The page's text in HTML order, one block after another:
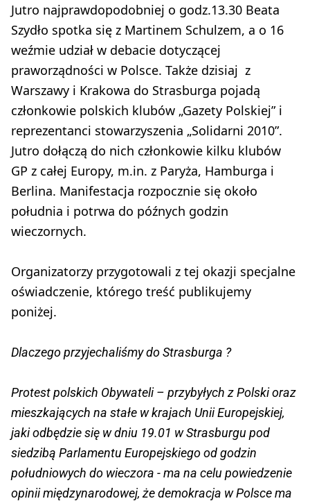
Jutro najprawdopodobniej o godz.13.30 Beata
Szydło spotka się z Martinem Schulzem, a o 16
weźmie udział w debacie dotyczącej
praworządności w Polsce. Także dzisiaj z
Warszawy i Krakowa do Strasburga pojadą
członkowie polskich klubów „Gazety Polskiej” i
reprezentanci stowarzyszenia „Solidarni 2010”.
Jutro dołączą do nich członkowie kilku klubów
GP z całej Europy, m.in. z Paryża, Hamburga i
Berlina. Manifestacja rozpocznie się około
południa i potrwa do późnych godzin
wieczornych.
Organizatorzy przygotowali z tej okazji specjalne
oświadczenie, którego treść publikujemy
poniżej.
Dlaczego przyjechaliśmy do Strasburga ?
Protest polskich Obywateli – przybyłych z Polski oraz
mieszkających na stałe w krajach Unii Europejskiej,
jaki odbędzie się w dniu 19.01 w Strasburgu pod
siedzibą Parlamentu Europejskiego od godzin
południowych do wieczora - ma na celu powiedzenie
opinii międzynarodowej, że demokracja w Polsce ma